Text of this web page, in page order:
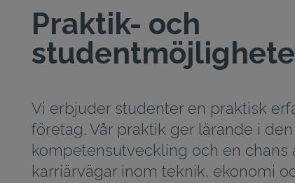
Praktik- och
Vi erbjuder studenter en praktisk
företag. Vår praktik ger lärande i
kompetensutveckling och en chans
karriärvägar inom teknik, ekonomi